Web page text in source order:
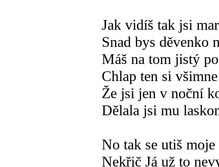
Jak vidíš tak jsi
Snad bys děvenko
Máš na tom jistý
Chlap ten si
Že jsi jen v noční
Dělala jsi mu
No tak se utiš moje
Nekřič Já už to